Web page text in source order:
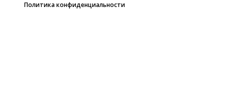
Политика конфиденциальности